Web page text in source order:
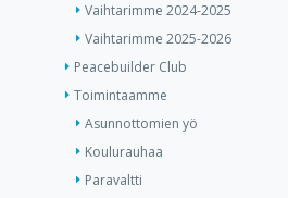
Vaihtarimme 2024-2025
Vaihtarimme 2025-2026
Peacebuilder Club
Toimintaamme
Asunnottomien yö
Koulurauhaa
Paravaltti